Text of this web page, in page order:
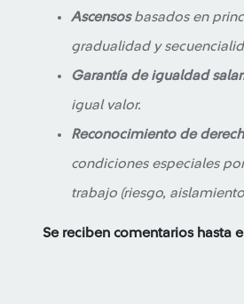
Ascensosbasados en
gradualidad y
Garantía de igualdad
igual valor.
Reconocimiento de
condiciones especiales
trabajo (riesgo,
Se reciben comentarios hasta